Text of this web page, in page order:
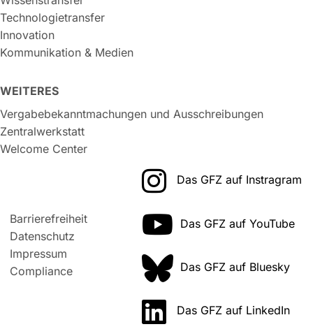
Technologietransfer
Innovation
Kommunikation & Medien
WEITERES
Vergabebekanntmachungen und Ausschreibungen
Zentralwerkstatt
Welcome Center
Barrierefreiheit
Datenschutz
Impressum
Compliance
Das GFZ auf Instragram
Das GFZ auf YouTube
Das GFZ auf Bluesky
Das GFZ auf LinkedIn